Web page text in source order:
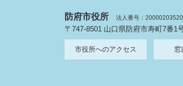
防府市役所 法人番号：
〒747-8501 山口県防府市寿町7番1
市役所へのアクセス 窓